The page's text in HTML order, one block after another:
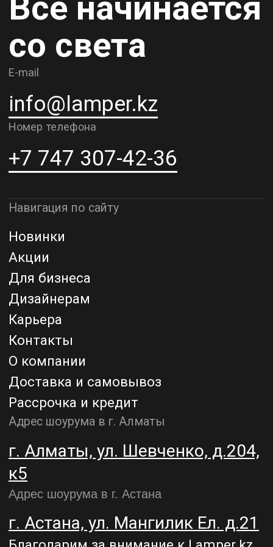
Контакты
О компании
Доставка и самовывоз
Рассрочка и кредит
Адрес шоурума в г. Алматы
к5
Адрес шоурума в г. Астана
Благодарим за внимание к Lamper.kz.
До встречи в ваших будущих
ТОО "Lamper PROD". Все права защищены ©
Политика конфиденциальности
Назад наверх